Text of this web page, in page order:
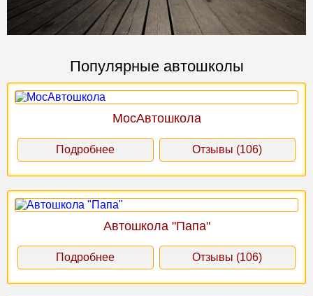
Популярные автошколы
МосАвтошкола
Подробнее Отзывы (106)
Автошкола "Папа"
Подробнее Отзывы (106)